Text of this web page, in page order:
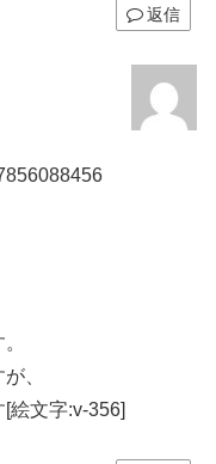
返信
、
絵文字:v-356]